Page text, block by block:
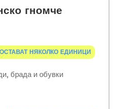
гномче
НЯКОЛКО ЕДИНИЦИ
брада и обувки